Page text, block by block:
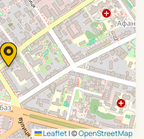
Leaflet|©OpenStreetMap